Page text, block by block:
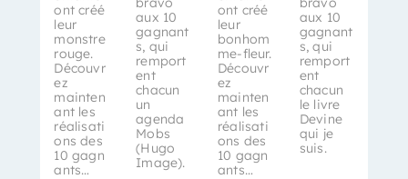
ont créé
leur
monstre
rouge.
Découvr
ez
mainten
ant les
réalisati
ons des
10 gagn
ants…
aux 10
gagnant
s, qui
remport
ent
chacun
un
agenda
Mobs
(Hugo
Image).
ont créé
leur
bonhom
me-fleur.
Découvr
ez
mainten
ant les
réalisati
ons des
10 gagn
ants…
aux 10
gagnant
s, qui
remport
ent
chacun
le livre
Devine
qui je
suis.